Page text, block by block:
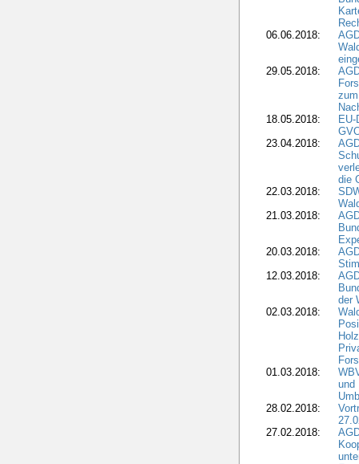
06.06.2018:
29.05.2018:
18.05.2018:
23.04.2018:
die
22.03.2018:
21.03.2018:
20.03.2018:
12.03.2018:
der
02.03.2018:
01.03.2018:
und
28.02.2018:
27.02.2018: